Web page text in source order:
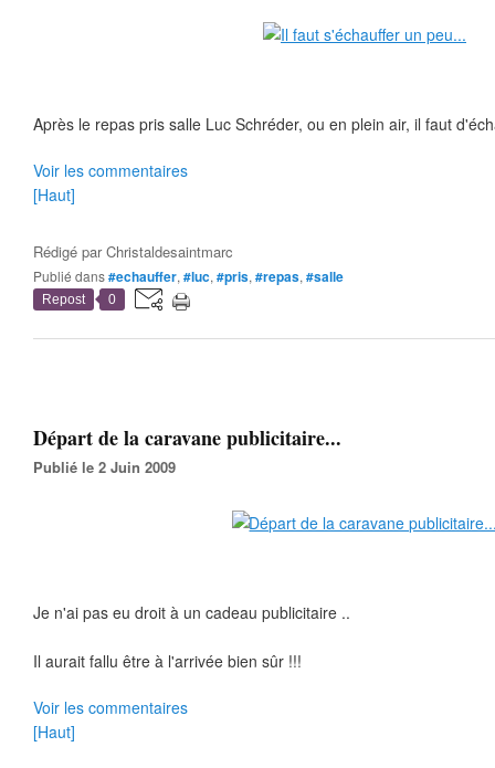
Après le repas pris salle Luc Schréder, ou en plein air, il faut
Voir les commentaires
[Haut]
Rédigé parChristaldesaintmarc
Publié dans#echauffer, #luc, #pris, #repas, #salle
Repost 0
Départ de la caravane publicitaire...
Publié le 2 Juin 2009
Je n'ai pas eu droit à un cadeau publicitaire ..
Il aurait fallu être à l'arrivée bien sûr !!!
Voir les commentaires
[Haut]